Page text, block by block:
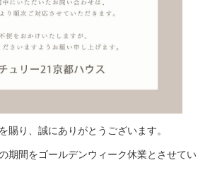
賜り、誠にありがとうございます。
期間をゴールデンウィーク休業とさせてい